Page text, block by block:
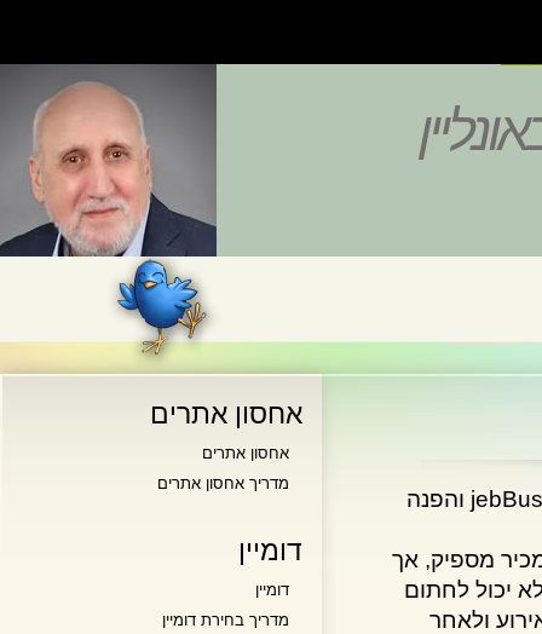
לפני מספר ימים חטף דונלד טראמפ את שם הדומיין jebBush.com והפנה
מספיק, אך
לחתום
ולאחר
אחסון אתרים
אחסון אתרים
מדריך אחסון אתרים
דומיין
דומיין
מדריך בחירת דומיין